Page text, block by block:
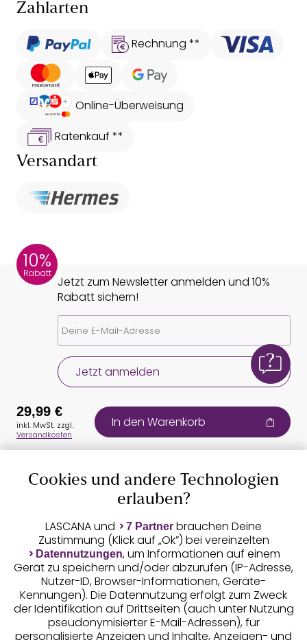
Zahlarten
Rechnung **
Online-Überweisung
Ratenkauf **
Versandart
10%
Rabatt
Jetzt zum Newsletter anmelden und 10%
Rabatt sichern!
Jetzt anmelden
Auszeichnungen
Geprüfte Sicherheit
29,99 €
inkl. MwSt. zzgl.
Versandkosten
In den Warenkorb
Cookies und andere Technologien
erlauben?
LASCANA und 7 Partner brauchen Deine
Zustimmung (Klick auf „Ok”) bei vereinzelten
Datennutzungen, um Informationen auf einem
Gerät zu speichern und/oder abzurufen (IP-Adresse,
Nutzer-ID, Browser-Informationen, Geräte-
Kennungen). Die Datennutzung erfolgt zum Zweck
der Identifikation auf Drittseiten (auch unter Nutzung
pseudonymisierter E-Mail-Adressen), für
personalisierte Anzeigen und Inhalte, Anzeigen- und